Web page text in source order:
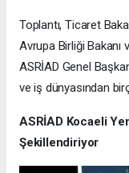
Toplantı, Ticaret
Avrupa Birliği Bakanı
ASRİAD Genel
ve iş dünyasından
ASRİAD Kocaeli
Şekillendiriyor